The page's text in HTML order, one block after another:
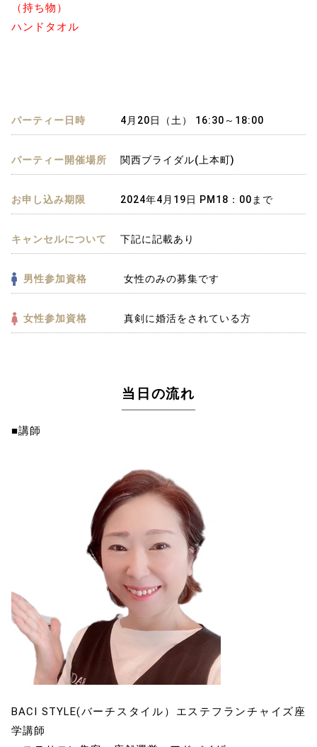
（持ち物）
ハンドタオル
パーティー日時 4月20日（土） 16:30～18:00
パーティー開催場所 関西ブライダル(上本町)
お申し込み期限 2024年4月19日 PM18：00まで
キャンセルについて 下記に記載あり
男性参加資格 女性のみの募集です
女性参加資格 真剣に婚活をされている方
当日の流れ
■講師
BACI STYLE(バーチスタイル）エステフランチャイズ座
学講師